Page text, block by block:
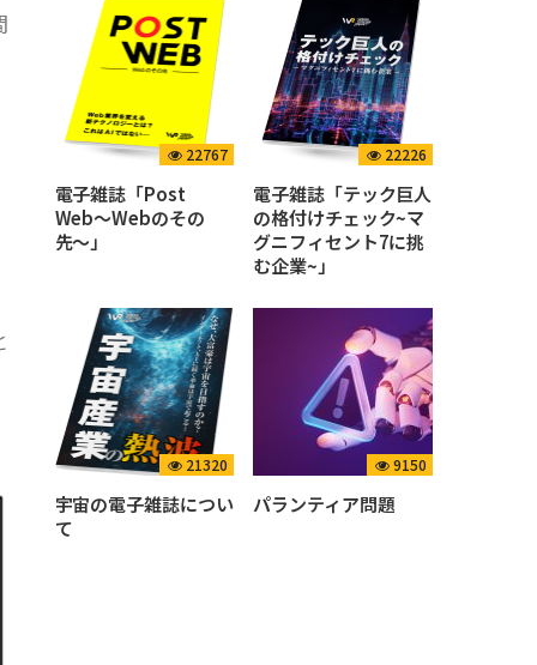
22767
電子雑誌「Post
Web〜Webのその
先〜」
22226
電子雑誌「テック巨人
の格付けチェック~マ
グニフィセント7に挑
む企業~」
21320
宇宙の電子雑誌につい
て
9150
パランティア問題